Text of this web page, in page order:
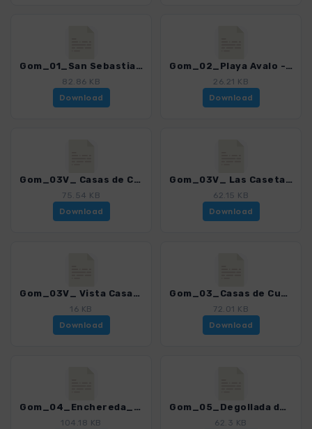
Gom_01_San Sebastian - Playa de la Guancha_4007_15.gpx
82.86 KB
Download
Gom_02_Playa Avalo - Puntallana_4007_15.gpx
26.21 KB
Download
Gom_03V_ Casas de Cuevas Blancas_4007_15.gpx
75.54 KB
Download
Gom_03V_ Las Casetas - San Sebastian_4007_15.gpx
62.15 KB
Download
Gom_03V_ Vista Casas de Cuevas Blancas_4007_15.gpx
16 KB
Download
Gom_03_Casas de Cuevas Blancas_4007_15.gpx
72.01 KB
Download
Gom_04_Enchereda_4007_15.gpx
104.18 KB
Gom_05_Degollada de Peraza - Roque de Agando_4007_15.gpx
62.3 KB